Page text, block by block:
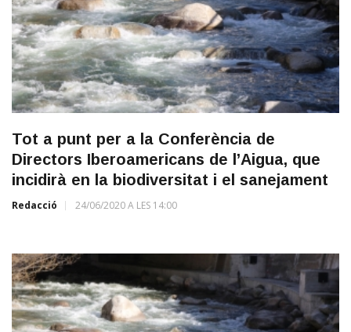
Tot a punt per a la Conferència de
Directors Iberoamericans de l’Aigua, que
incidirà en la biodiversitat i el sanejament
Redacció 24/06/2020 A LES 14:00